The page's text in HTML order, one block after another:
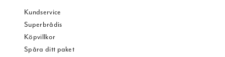
Kundservice
Superbrådis
Köpvillkor
Spåra ditt paket